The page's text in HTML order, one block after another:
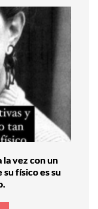
la vez con un
físico es su